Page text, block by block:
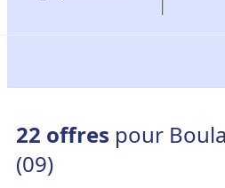
22 offres pour
(09)